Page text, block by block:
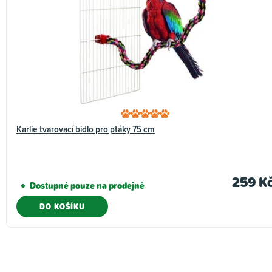
Karlie tvarovací bidlo pro ptáky 75 cm
Dostupné pouze na prodejně 259
DO KOŠÍKU